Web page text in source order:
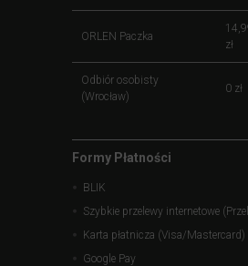
ORLEN Paczka
zł
Odbiór osobisty
(Wrocław)
0 zł
Formy Płatności
BLIK
Szybkie przelewy internetowe
Karta płatnicza (Visa/Mastercard)
Google Pay